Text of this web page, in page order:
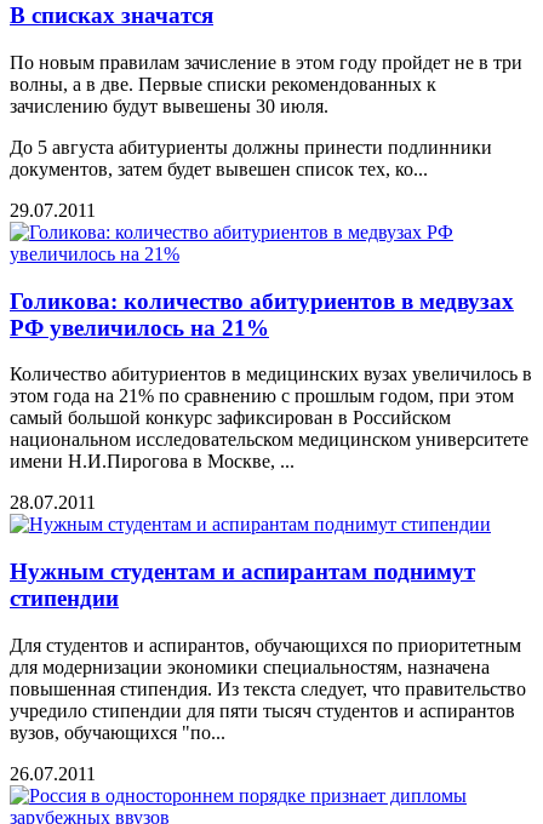
В списках значатся
По новым правилам зачисление в этом году пройдет не в три
волны, а в две. Первые списки рекомендованных к
зачислению будут вывешены 30 июля.
До 5 августа абитуриенты должны принести подлинники
документов, затем будет вывешен список тех, ко...
29.07.2011
Голикова: количество абитуриентов в медвузах
РФ увеличилось на 21%
Количество абитуриентов в медицинских вузах увеличилось в
этом года на 21% по сравнению с прошлым годом, при этом
самый большой конкурс зафиксирован в Российском
национальном исследовательском медицинском университете
имени Н.И.Пирогова в Москве, ...
28.07.2011
Нужным студентам и аспирантам поднимут
стипендии
Для студентов и аспирантов, обучающихся по приоритетным
для модернизации экономики специальностям, назначена
повышенная стипендия. Из текста следует, что правительство
учредило стипендии для пяти тысяч студентов и аспирантов
вузов, обучающихся "по...
26.07.2011